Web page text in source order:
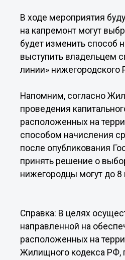
В ходе мероприятия
на капремонт могут
будет изменить способ
выступить владельцем
линии» нижегородского
Напомним, согласно
проведения
расположенных на
способом начисления
после опубликования
принять решение о
нижегородцы могут до 8
Справка: В целях
направленной на
расположенных на
Жилищного кодекса РФ,